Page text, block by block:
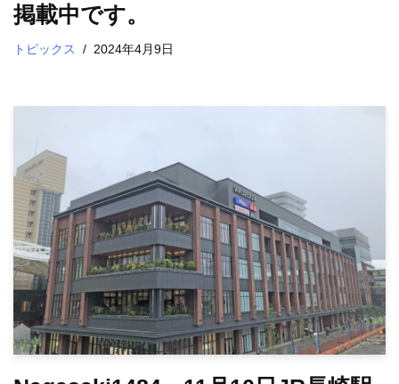
掲載中です。
トピックス 2024年4月9日